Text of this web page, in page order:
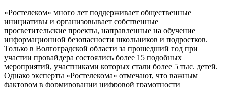
«Ростелеком» много лет поддерживает общественные
инициативы и организовывает собственные
просветительские проекты, направленные на обучение
информационной безопасности школьников и подростков.
Только в Волгоградской области за прошедший год при
участии провайдера состоялись более 15 подобных
мероприятий, участниками которых стали более 5 тыс. детей.
Однако эксперты «Ростелекома» отмечают, что важным
фактором в формировании цифровой грамотности